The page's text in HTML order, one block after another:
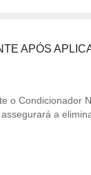
APÓS
o Condicionador
a